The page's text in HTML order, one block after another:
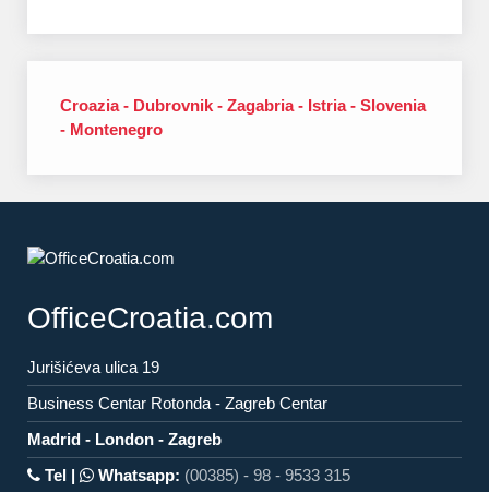
Croazia­ - Dubrovnik­ - Zagabria­ - Istria­ - Slovenia
- ­Montenegro
OfficeCroatia.com
Jurišićeva ulica 19
Business Centar Rotonda - Zagreb Centar
Madrid - London - Zagreb
Tel |
Whatsapp: (00385) - 98 - 9533 315